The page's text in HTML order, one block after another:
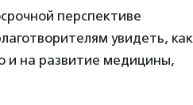
перспективе
увидеть, как
и на развитие медицины,